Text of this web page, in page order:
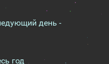
день -
год